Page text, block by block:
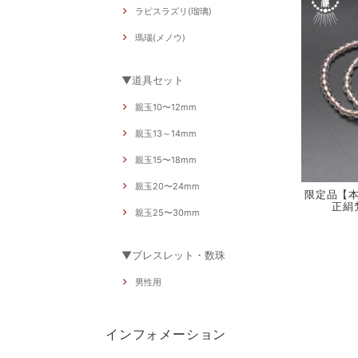
ラピスラズリ(瑠璃)
瑪瑙(メノウ)
▼道具セット
親玉10〜12mm
親玉13～14mm
親玉15〜18mm
親玉20〜24mm
親玉25〜30mm
▼ブレスレット・数珠
男性用
インフォメーション
限定品【
正絹